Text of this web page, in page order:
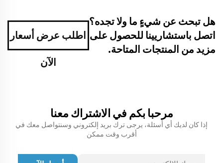
هل تبحث عن شيءٍ ما ولا تجده؟
اتصل باستشاريينا للحصول على
مزيد من المنتجات المتاحة.
اطلب عرض أسعار
الآن
مرحبا بكم في الاشتراك معنا
إذا كان لديك أي أسئلة، يرجى ترك بريد إلكتروني وسنتواصل معك في
أقرب وقت ممكن